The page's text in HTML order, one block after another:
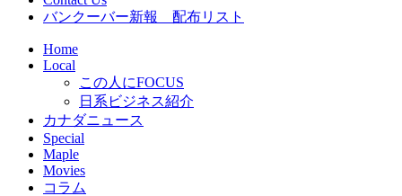
バンクーバー新報 配布リスト
Home
Local
この人にFOCUS
日系ビジネス紹介
カナダニュース
Special
Maple
Movies
コラム